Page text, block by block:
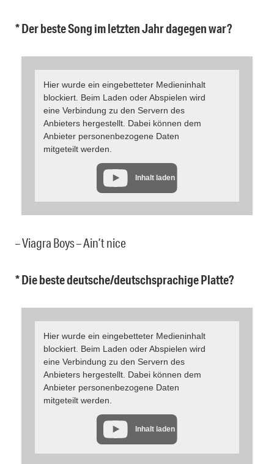
* Der beste Song im letzten Jahr dagegen war?
Hier wurde ein eingebetteter Medieninhalt
blockiert. Beim Laden oder Abspielen wird
eine Verbindung zu den Servern des
Anbieters hergestellt. Dabei können dem
Anbieter personenbezogene Daten
mitgeteilt werden.
Inhalt laden
– Viagra Boys – Ain’t nice
* Die beste deutsche/deutschsprachige Platte?
Hier wurde ein eingebetteter Medieninhalt
blockiert. Beim Laden oder Abspielen wird
eine Verbindung zu den Servern des
Anbieters hergestellt. Dabei können dem
Anbieter personenbezogene Daten
mitgeteilt werden.
Inhalt laden